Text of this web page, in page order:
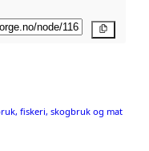
fiskeri, skogbruk og mat